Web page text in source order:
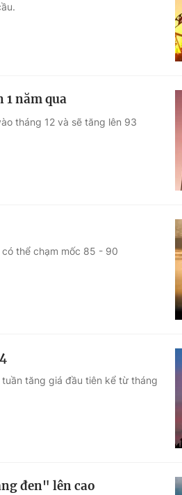
năm qua
tháng 12 và sẽ tăng lên 93
có thể chạm mốc 85 - 90
tăng giá đầu tiên kể từ tháng
đen" lên cao